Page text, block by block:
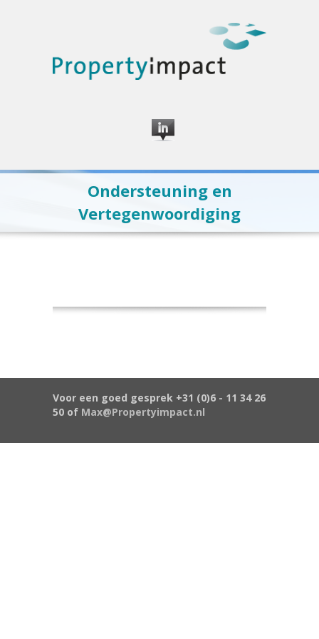
Ondersteuning en
Vertegenwoordiging
Voor een goed gesprek +31 (0)6 - 11 34 26
50 of Max@Propertyimpact.nl